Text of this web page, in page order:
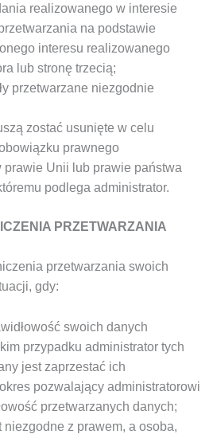
realizowanego w interesie
na podstawie
interesu realizowanego
lub stronę trzecią;
przetwarzane niezgodnie
zostać usunięte w celu
prawnego
prawie Unii lub prawie państwa
podlega administrator.
PRZETWARZANIA
przetwarzania swoich
gdy:
swoich danych
przypadku administrator tych
jest zaprzestać ich
pozwalający administratorowi
przetwarzanych danych;
niezgodne z prawem, a osoba,